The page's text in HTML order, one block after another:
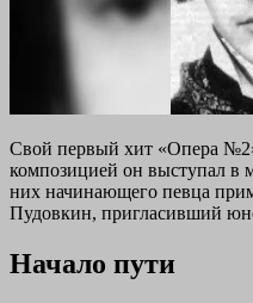
Свой первый хит «Опера
композицией он выступал в
них начинающего певца
Пудовкин, пригласивший
Начало пути